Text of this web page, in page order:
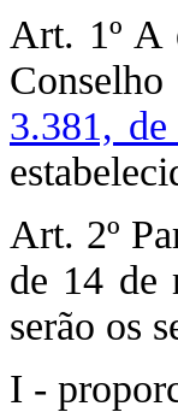
Art. 1º A
3.381,
Art. 2º
de 14 de
serão os
I -